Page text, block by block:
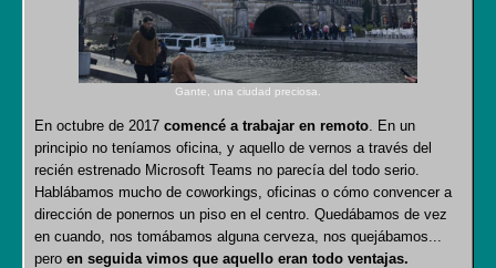
Gante, una ciudad preciosa.
En octubre de 2017 comencé a trabajar en remoto . En un
principio no teníamos oficina, y aquello de vernos a través del
recién estrenado Microsoft Teams no parecía del todo serio.
Hablábamos mucho de coworkings, oficinas o cómo convencer a
dirección de ponernos un piso en el centro. Quedábamos de vez
en cuando, nos tomábamos alguna cerveza, nos quejábamos...
pero en seguida vimos que aquello eran todo ventajas.